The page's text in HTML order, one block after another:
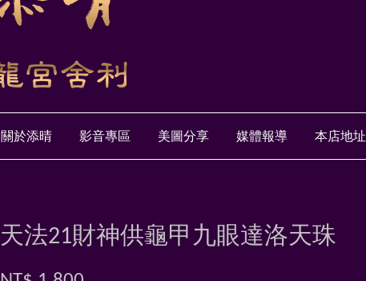
關於添晴 影音專區 美圖分享 媒體報導 本店地址
天法21財神供龜甲九眼達洛天珠